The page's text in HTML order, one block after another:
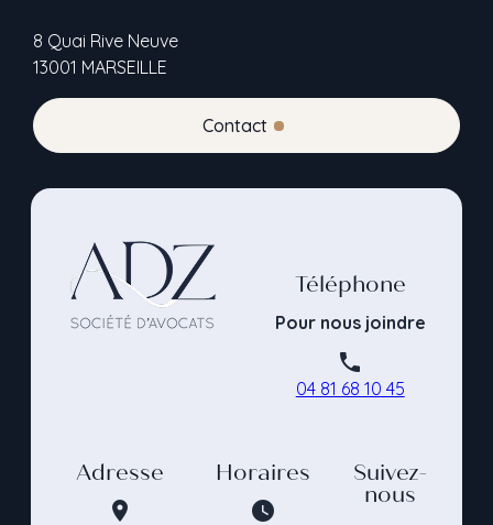
8 Quai Rive Neuve
13001 MARSEILLE
Contact
Téléphone
Pour nous joindre
phone
04 81 68 10 45
Adresse
place
Horaires
watch_later
Suivez-
nous